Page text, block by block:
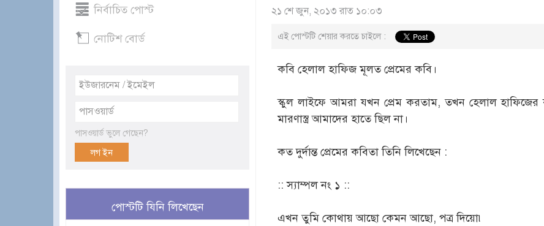
নির্বাচিত পোস্ট
নোটিশ বোর্ড
পাসওয়ার্ড ভুলে গেছেন?
পোস্টটি যিনি লিখেছেন
২১ শে জুন, ২০১৩ রাত ১০:০৩
এই পোস্টটি শেয়ার করতে চাইলে :
কবি হেলাল হাফিজ মূলত প্রেমের কবি।
স্কুল লাইফে আমরা যখন প্রেম করতাম, তখন হেলাল
মারণাস্ত্র আমাদের হাতে ছিল না।
কত দুর্দান্ত প্রেমের কবিতা তিনি লিখেছেন :
:: স্যাম্পল নং ১ ::
এখন তুমি কোথায় আছো কেমন আছো, পত্র দিয়ো৷